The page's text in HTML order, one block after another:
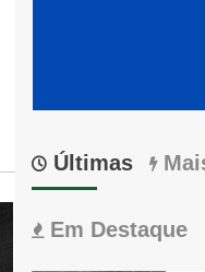
Últimas
Em Destaque